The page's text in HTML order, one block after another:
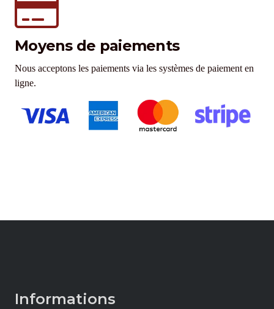
Moyens de paiements
Nous acceptons les paiements via les systèmes de paiement en
ligne.
Informations